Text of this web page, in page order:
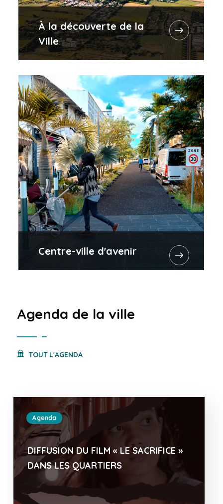
À la découverte de la
Ville
Centre-ville d'avenir
Agenda de la ville
TOUT L'AGENDA
Agenda
DIFFUSION DU FILM « LE SACRIFICE »
DANS LES QUARTIERS